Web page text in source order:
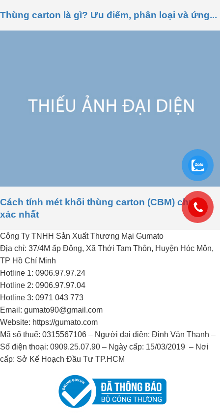
Thùng carton là gì? Ưu điểm, phân loại và ứng...
Cách tính mét khối thùng carton (CBM) chuẩn
xác nhất
Công Ty TNHH Sản Xuất Thương Mại Gumato
Địa chỉ: 37/4M ấp Đông, Xã Thới Tam Thôn, Huyện Hóc Môn,
TP Hồ Chí Minh
Hotline 1: 0906.97.97.24
Hotline 2: 0906.97.97.04
Hotline 3: 0971 043 773
Email: gumato90@gmail.com
Website: https://gumato.com
Mã số thuế: 0315567106 – Người đại diện: Đinh Văn Thạnh –
Số điện thoại: 0909.25.07.90 – Ngày cấp: 15/03/2019 – Nơi
cấp: Sở Kế Hoạch Đầu Tư TP.HCM